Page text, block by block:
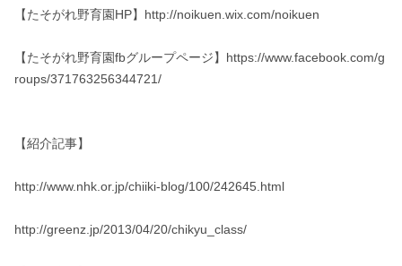
【たそがれ野育園HP】http://noikuen.wix.com/noikuen
【たそがれ野育園fbグループページ】https://www.facebook.com/g
roups/371763256344721/
【紹介記事】
http://www.nhk.or.jp/chiiki-blog/100/242645.html
http://greenz.jp/2013/04/20/chikyu_class/